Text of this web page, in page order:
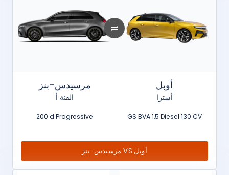
مرسيدس-بنز
الفئة أ
200 d Progressive
أوبل
أسترا
GS BVA 1,5 Diesel 130 CV
مرسيدس-بنز VS أوبل